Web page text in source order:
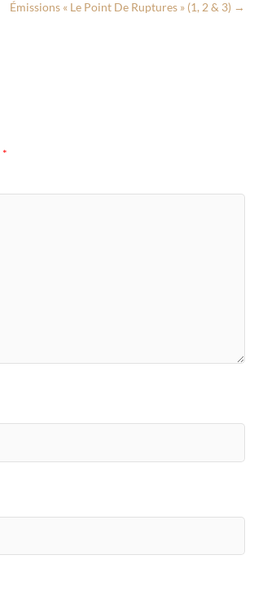
Émissions « Le Point De Ruptures » (1, 2 & 3) →
*